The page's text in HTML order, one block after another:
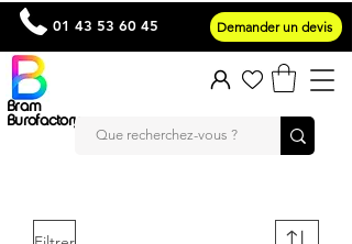
Bram
Burofactory
01 43 53 60 45 Demander un devis